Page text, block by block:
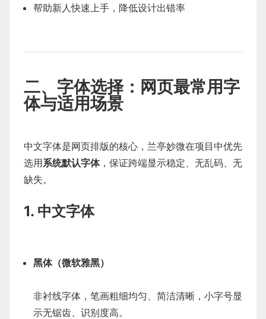
帮助新人快速上手，降低设计出错率
二、字体选择：网页最常用字
体与适用场景
中文字体是网页排版的核心，兰亭妙微在项目中优先
选用系统默认字体，保证跨端显示稳定、无乱码、无
缺失。
1. 中文字体
黑体（微软雅黑）
非衬线字体，笔画粗细均匀、简洁清晰，小字号显
示无锯齿、识别度高。